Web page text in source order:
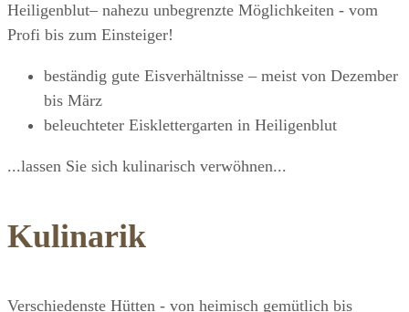
Heiligenblut– nahezu unbegrenzte Möglichkeiten - vom
Profi bis zum Einsteiger!
beständig gute Eisverhältnisse – meist von Dezember
bis März
beleuchteter Eisklettergarten in Heiligenblut
...lassen Sie sich kulinarisch verwöhnen...
Kulinarik
Verschiedenste Hütten - von heimisch gemütlich bis